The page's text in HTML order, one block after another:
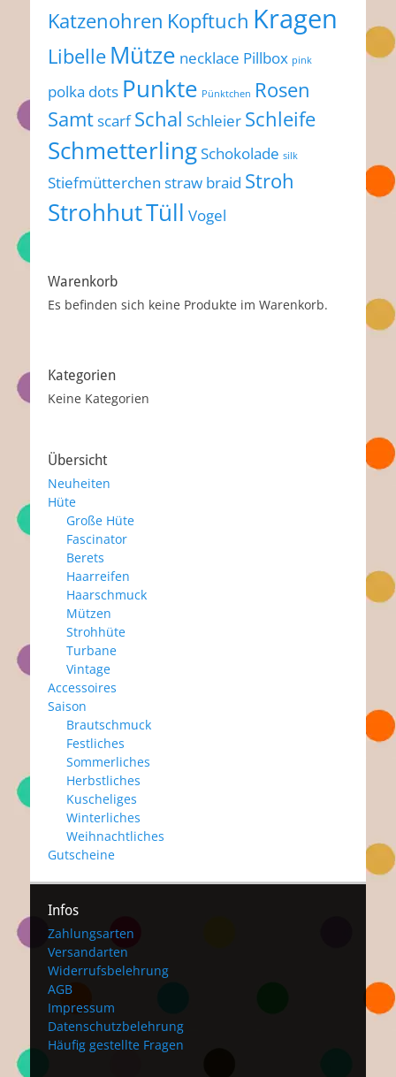
Katzenohren Kopftuch Kragen
Libelle Mütze necklace Pillbox pink
polka dots Punkte Pünktchen Rosen
Samtscarf Schal Schleier Schleife
SchmetterlingSchokolade silk
Stiefmütterchen straw braid Stroh
StrohhutTüll Vogel
Warenkorb
Es befinden sich keine Produkte im Warenkorb.
Kategorien
Keine Kategorien
Übersicht
Neuheiten
Hüte
Große Hüte
Fascinator
Berets
Haarreifen
Haarschmuck
Mützen
Strohhüte
Turbane
Vintage
Accessoires
Saison
Brautschmuck
Festliches
Sommerliches
Herbstliches
Kuscheliges
Winterliches
Weihnachtliches
Gutscheine
Infos
Zahlungsarten
Versandarten
Widerrufsbelehrung
AGB
Impressum
Datenschutzbelehrung
Häufig gestellte Fragen